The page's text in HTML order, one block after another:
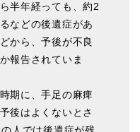
半年経っても、約2
などの後遺症があ
から、予後が不良
報告されていま
期に、手足の麻痺
後はよくないとさ